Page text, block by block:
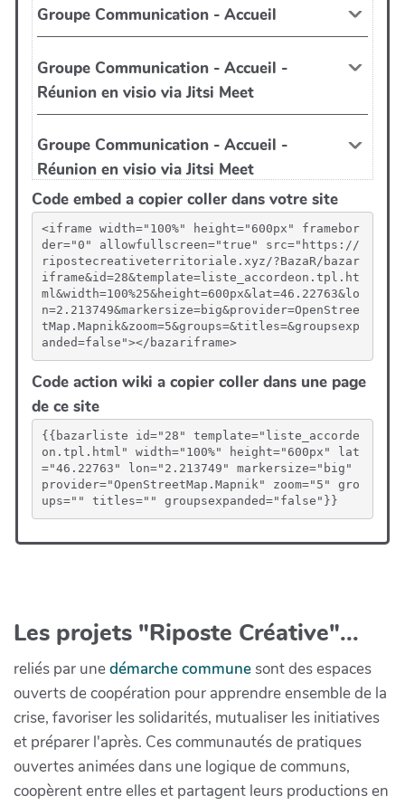
Code embed a copier coller dans votre site
<iframe width="100%" height="600px" framebor
der="0" allowfullscreen="true" src="https://
ripostecreativeterritoriale.xyz/?BazaR/bazar
iframe&id=28&template=liste_accordeon.tpl.ht
ml&width=100%25&height=600px&lat=46.22763&lo
n=2.213749&markersize=big&provider=OpenStree
tMap.Mapnik&zoom=5&groups=&titles=&groupsexp
anded=false"></bazariframe>
Code action wiki a copier coller dans une page
de ce site
{{bazarliste id="28" template="liste_accorde
on.tpl.html" width="100%" height="600px" lat
="46.22763" lon="2.213749" markersize="big"
provider="OpenStreetMap.Mapnik" zoom="5" gro
ups="" titles="" groupsexpanded="false"}}
Les projets "Riposte Créative"...
reliés par unedémarche communesont des espaces
ouverts de coopération pour apprendre ensemble de la
crise, favoriser les solidarités, mutualiser les initiatives
et préparer l'après. Ces communautés de pratiques
ouvertes animées dans une logique de communs,
coopèrent entre elles et partagent leurs productions en